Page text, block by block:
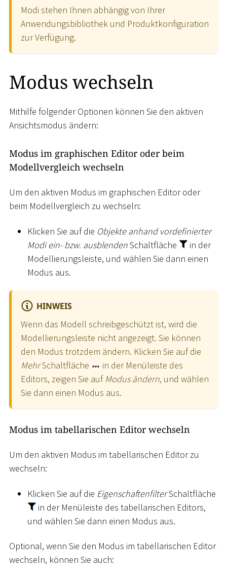
Modi stehen Ihnen abhängig von Ihrer
Anwendungsbibliothek und Produktkonfiguration
zur Verfügung.
Modus wechseln
Mithilfe folgender Optionen können Sie den aktiven
Ansichtsmodus ändern:
Modus im graphischen Editor oder beim
Modellvergleich wechseln
Um den aktiven Modus im graphischen Editor oder
beim Modellvergleich zu wechseln:
Klicken Sie auf die Objekte anhand vordefinierter
Modi ein- bzw. ausblendenSchaltfläche
in der
Modellierungsleiste, und wählen Sie dann einen
Modus aus.
HINWEIS
Wenn das Modell schreibgeschützt ist, wird die
Modellierungsleiste nicht angezeigt. Sie können
den Modus trotzdem ändern. Klicken Sie auf die
MehrSchaltfläche
in der Menüleiste des
Editors, zeigen Sie auf Modus ändern, und wählen
Sie dann einen Modus aus.
Modus im tabellarischen Editor wechseln
Um den aktiven Modus im tabellarischen Editor zu
wechseln:
Klicken Sie auf die EigenschaftenfilterSchaltfläche
in der Menüleiste des tabellarischen Editors,
und wählen Sie dann einen Modus aus.
Optional, wenn Sie den Modus im tabellarischen Editor
wechseln, können Sie auch: